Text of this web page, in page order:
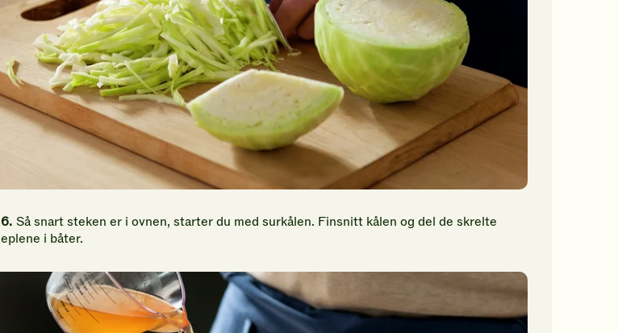
6. Så snart steken er i ovnen, starter du med surkålen. Finsnitt kålen og del de skrelte
eplene i båter.